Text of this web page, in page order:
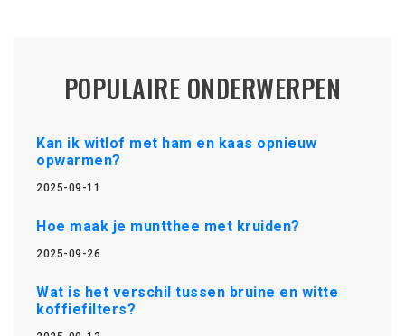
POPULAIRE ONDERWERPEN
Kan ik witlof met ham en kaas opnieuw
opwarmen?
2025-09-11
Hoe maak je muntthee met kruiden?
2025-09-26
Wat is het verschil tussen bruine en witte
koffiefilters?